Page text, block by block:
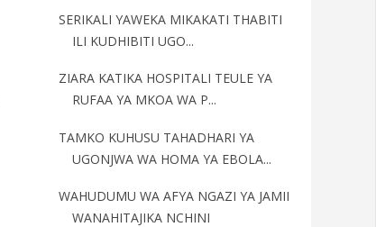
SERIKALI YAWEKA MIKAKATI THABITI
ILI KUDHIBITI UGO...
ZIARA KATIKA HOSPITALI TEULE YA
RUFAA YA MKOA WA P...
TAMKO KUHUSU TAHADHARI YA
UGONJWA WA HOMA YA EBOLA...
WAHUDUMU WA AFYA NGAZI YA JAMII
WANAHITAJIKA NCHINI